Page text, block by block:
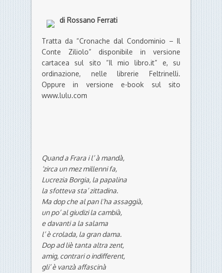
di Rossano Ferrati
Tratta da “Cronache dal Condominio – Il
Conte Ziliolo” disponibile in versione
cartacea sul sito “Il mio libro.it” e, su
ordinazione, nelle librerie Feltrinelli.
Oppure in versione e-book sul sito
www.lulu.com
Quand a Frara i l’ à mandà,
‘zirca un mez millenni fa,
Lucrezia Borgia, la papalina
la sfotteva sta’ zittadina.
Ma dop che al pan l’ha assaggià,
un po’ al giudizi la cambià,
e davanti a la salama
l’ è crolada, la gran dama.
Dop ad liè tanta altra zent,
amig, contrari o indifferent,
gli’ è vanzà affascinà